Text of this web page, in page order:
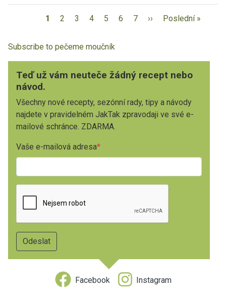
1 2 3 4 5 6 7 ›› Poslední »
Subscribe to pečeme moučník
Teď už vám neuteče žádný recept nebo
návod.
Všechny nové recepty, sezónní rady, tipy a návody
najdete v pravidelném JakTak zpravodaji ve své e-
mailové schránce. ZDARMA.
Vaše e-mailová adresa
Facebook Instagram